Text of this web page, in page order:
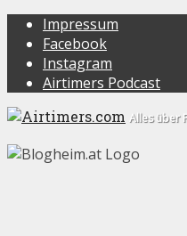
Impressum
Facebook
Instagram
Airtimers Podcast
Alles über